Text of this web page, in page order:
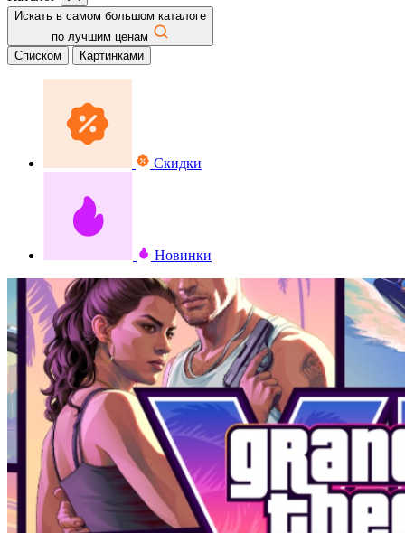
Искать в самом большом каталоге
по лучшим ценам
Списком
Картинками
Скидки
Новинки